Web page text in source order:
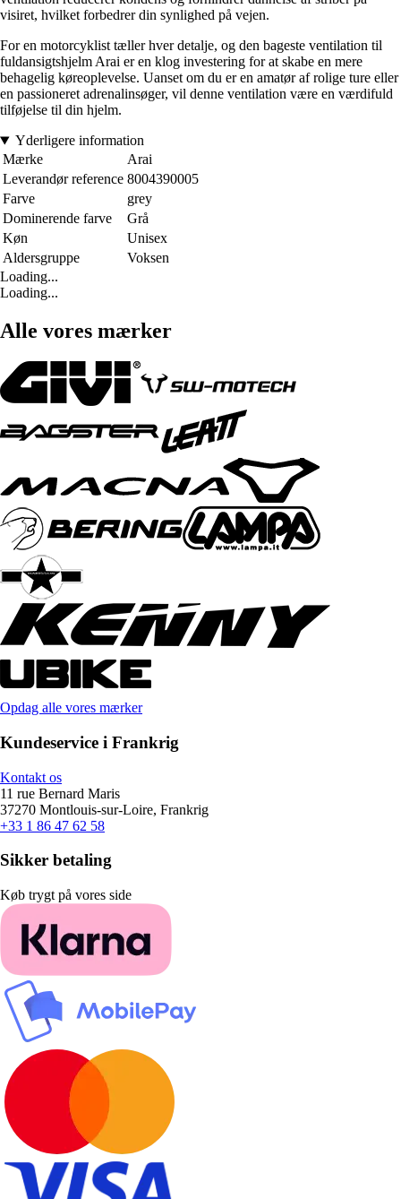
visiret, hvilket forbedrer din synlighed på vejen.
For en motorcyklist tæller hver detalje, og den bageste ventilation til
fuldansigtshjelm Arai er en klog investering for at skabe en mere
behagelig køreoplevelse. Uanset om du er en amatør af rolige ture eller
en passioneret adrenalinsøger, vil denne ventilation være en værdifuld
tilføjelse til din hjelm.
Yderligere information
Mærke
Arai
Leverandør reference 8004390005
Farve
grey
Dominerende farve
Grå
Køn
Unisex
Aldersgruppe
Voksen
Loading...
Loading...
Alle vores mærker
Opdag alle vores mærker
Kundeservice i Frankrig
Kontakt os
11 rue Bernard Maris
37270 Montlouis-sur-Loire, Frankrig
+33 1 86 47 62 58
Sikker betaling
Køb trygt på vores side